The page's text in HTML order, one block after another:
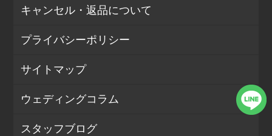
キャンセル・返品について
プライバシーポリシー
サイトマップ
ウェディングコラム
スタッフブログ